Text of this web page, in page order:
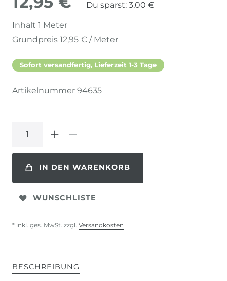
Du sparst: 3,00 €
Inhalt 1 Meter
Grundpreis 12,95 € / Meter
Sofort versandfertig, Lieferzeit 1-3 Tage
Artikelnummer 94635
IN DEN WARENKORB
WUNSCHLISTE
* inkl. ges. MwSt. zzgl. Versandkosten
BESCHREIBUNG